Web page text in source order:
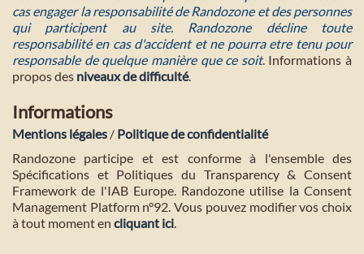
cas engager la responsabilité de Randozone et des personnes
qui participent au site. Randozone décline toute
responsabilité en cas d'accident et ne pourra etre tenu pour
responsable de quelque manière que ce soit. Informations à
propos des niveaux de difficulté.
Informations
Mentions légales / Politique de confidentialité
Randozone participe et est conforme à l'ensemble des
Spécifications et Politiques du Transparency & Consent
Framework de l'IAB Europe. Randozone utilise la Consent
Management Platform n°92. Vous pouvez modifier vos choix
à tout moment en cliquant ici.